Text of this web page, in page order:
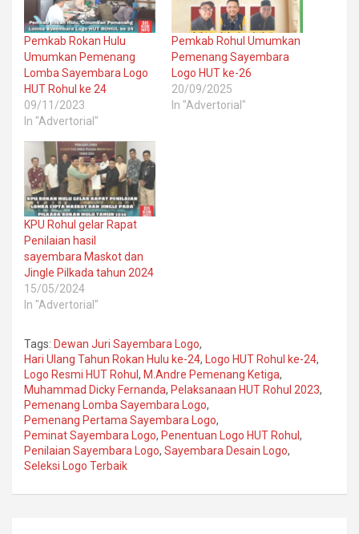
Pemkab Rokan Hulu
Umumkan Pemenang
Lomba Sayembara Logo
HUT Rohul ke 24
09/11/2023
In "Advertorial"
Pemkab Rohul Umumkan
Pemenang Sayembara
Logo HUT ke-26
20/09/2025
In "Advertorial"
KPU Rohul gelar Rapat
Penilaian hasil
sayembara Maskot dan
Jingle Pilkada tahun 2024
15/05/2024
In "Advertorial"
Tags: Dewan Juri Sayembara Logo,
Hari Ulang Tahun Rokan Hulu ke-24, Logo HUT Rohul ke-24,
Logo Resmi HUT Rohul , M.Andre Pemenang Ketiga,
Muhammad Dicky Fernanda, Pelaksanaan HUT Rohul 2023,
Pemenang Lomba Sayembara Logo,
Pemenang Pertama Sayembara Logo,
Peminat Sayembara Logo, Penentuan Logo HUT Rohul ,
Penilaian Sayembara Logo, Sayembara Desain Logo,
Seleksi Logo Terbaik